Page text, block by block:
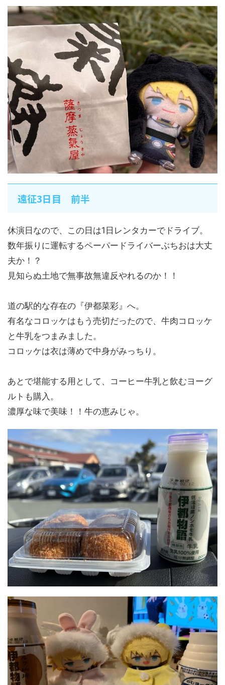
遠征3日目 前半
休演日なので、この日は1日レンタカーでドライブ。
数年振りに運転するペーパードライバーぶちおは大丈
夫か！？
見知らぬ土地で無事故無違反やれるのか！！
道の駅的な存在の『伊都菜彩』へ。
有名なコロッケはもう売切だったので、牛肉コロッケ
と牛乳をつまみました。
コロッケは衣は薄めで中身がみっちり。
あとで堪能する用として、コーヒー牛乳と飲むヨーグ
ルトも購入。
濃厚な味で美味！！牛の恵みじゃ。